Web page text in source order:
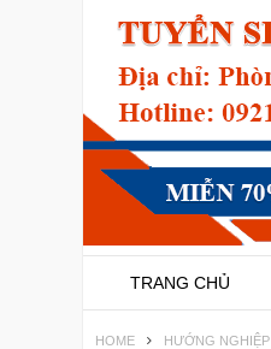
TRANG CHỦ
HOME HƯỚNG NGHIỆP